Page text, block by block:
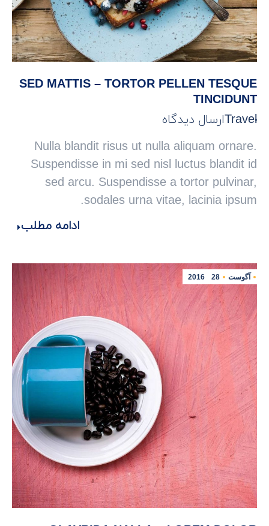
SED MATTIS – TORTOR PELLEN TESQUE
TINCIDUNT
Travelارسال دیدگاه
Nulla blandit risus ut nulla aliquam ornare.
Suspendisse in mi sed nisl luctus blandit id
sed arcu. Suspendisse a tortor pulvinar,
sodales urna vitae, lacinia ipsum.
ادامه مطلب
آگوست 28
2016